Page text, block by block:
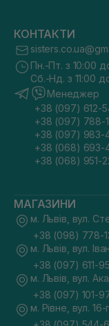
КОНТАКТИ
Пн.-Пт. з 10:00
Сб.-Нд. з 11:00
Менеджер
+38 (097) 612-
+38 (097) 788-
+38 (097) 983-
+38 (068) 693-
+38 (068) 951-
МАГАЗИНИ
м. Львів, вул.
+38 (098) 778-
м. Львів, вул.
+38 (097) 611-
м. Львів, вул.
+38 (097) 101-
м. Рівне, вул.